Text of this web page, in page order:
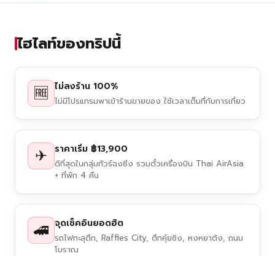
ไฮไลท์ของทริปนี้
🆓 ไม่ลงร้าน 100%
ไม่มีโปรแกรมพาเข้าร้านขายของ ใช้เวลาเต็มที่กับการเที่ยว
✈ ราคาเริ่ม ฿13,900
ดีที่สุดในกลุ่มทัวร์ฉงชิ่ง รวมตั๋วเครื่องบิน Thai AirAsia
+ ที่พัก 4 คืน
🚄 จุดเช็คอินยอดฮิต
รถไฟทะลุตึก, Raffles City, ตึกคุ๋ยซิง, หงหยาต้ง, ถนน
โบราณ